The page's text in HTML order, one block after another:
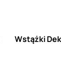
Wstążki